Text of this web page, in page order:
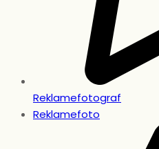
Reklamefotograf
Reklamefoto